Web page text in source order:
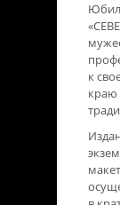
к
краю